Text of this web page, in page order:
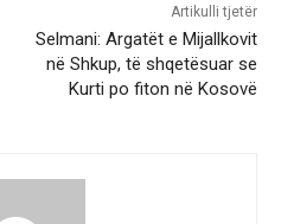
Artikulli tjetër
Selmani: Argatët e Mijallkovit
në Shkup, të shqetësuar se
Kurti po fiton në Kosovë